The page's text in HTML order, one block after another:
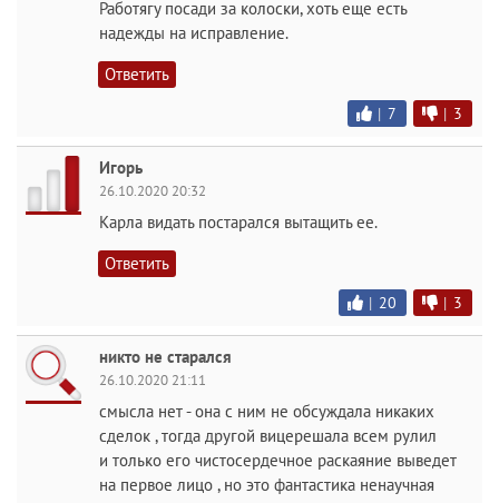
Работягу посади за колоски, хоть еще есть
надежды на исправление.
Ответить
| 7 | 3
Игорь
26.10.2020 20:32
Карла видать постарался вытащить ее.
Ответить
| 20 | 3
никто не старался
26.10.2020 21:11
смысла нет - она с ним не обсуждала никаких
сделок , тогда другой вицерешала всем рулил
и только его чистосердечное раскаяние выведет
на первое лицо , но это фантастика ненаучная